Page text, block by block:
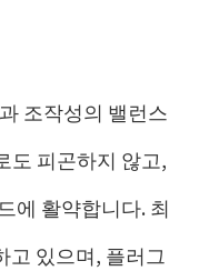
조작성의 밸런스
도 피곤하지 않고,
에 활약합니다. 최
고 있으며, 플러그